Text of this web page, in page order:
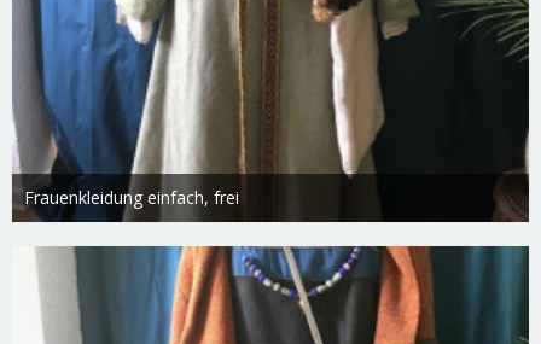
Frauenkleidung einfach, frei
Swietlana
27. Februar 2019
1.916
0 0